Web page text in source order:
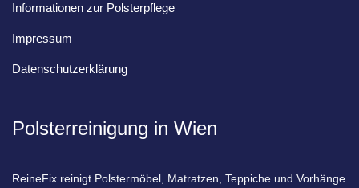
Informationen zur Polsterpflege
Impressum
Datenschutzerklärung
Polsterreinigung in Wien
ReineFix reinigt Polstermöbel, Matratzen, Teppiche und Vorhänge